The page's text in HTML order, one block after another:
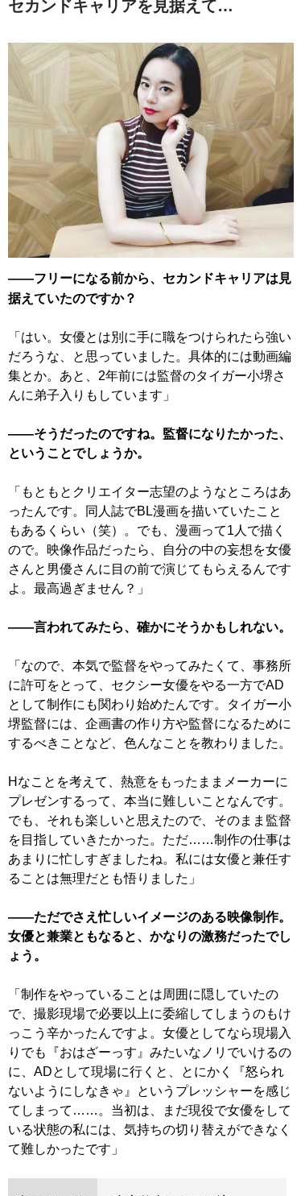
セカンドキャリアを見据えて…
――フリーになる前から、セカンドキャリアは見
据えていたのですか？
「はい。女優とは別に手に職をつけられたら強い
だろうな、と思っていました。具体的には動画編
集とか。あと、2年前には監督のタイガー小堺さ
んに弟子入りもしています」
――そうだったのですね。監督になりたかった、
ということでしょうか。
「もともとクリエイター志望のようなところはあ
ったんです。同人誌でBL漫画を描いていたこと
もあるくらい（笑）。でも、漫画って1人で描く
ので。映像作品だったら、自分の中の妄想を女優
さんと男優さんに目の前で演じてもらえるんです
よ。最高過ぎません？」
――言われてみたら、確かにそうかもしれない。
「なので、本気で監督をやってみたくて、事務所
に許可をとって、セクシー女優をやる一方でAD
として制作にも関わり始めたんです。タイガー小
堺監督には、企画書の作り方や監督になるために
するべきことなど、色んなことを教わりました。
Hなことを考えて、熱意をもったままメーカーに
プレゼンするって、本当に難しいことなんです。
でも、それも楽しいと思えたので、そのまま監督
を目指していきたかった。ただ……制作の仕事は
あまりに忙しすぎましたね。私には女優と兼任す
ることは無理だとも悟りました」
――ただでさえ忙しいイメージのある映像制作。
女優と兼業ともなると、かなりの激務だったでし
ょう。
「制作をやっていることは周囲に隠していたの
で、撮影現場で必要以上に委縮してしまうのもけ
っこう辛かったんですよ。女優としてなら現場入
りでも『おはざーっす』みたいなノリでいけるの
に、ADとして現場に行くと、とにかく『怒られ
ないようにしなきゃ』というプレッシャーを感じ
てしまって……。当初は、まだ現役で女優をして
いる状態の私には、気持ちの切り替えができなく
て難しかったです」